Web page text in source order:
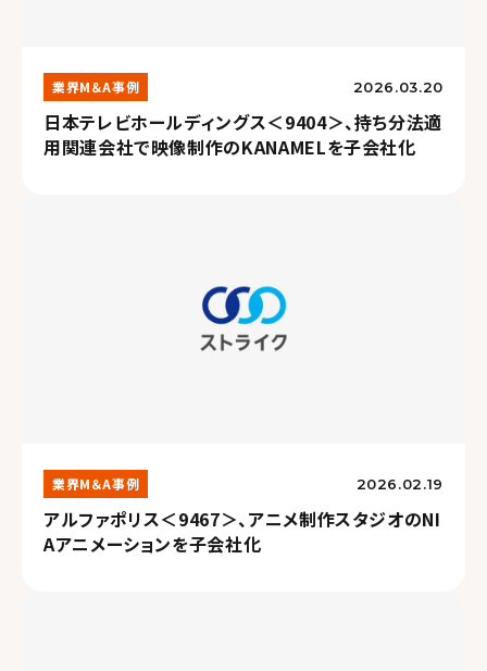
業界M＆A事例 2026.03.20
日本テレビホールディングス＜9404＞、持ち分法適
用関連会社で映像制作のKANAMELを子会社化
業界M＆A事例 2026.02.19
アルファポリス＜9467＞、アニメ制作スタジオのNI
Aアニメーションを子会社化